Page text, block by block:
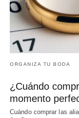
ORGANIZA TU BODA
¿Cuándo
momento
Cuándo comprar las